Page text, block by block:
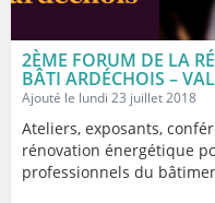
2ÈME FORUM DE LA
BÂTI ARDÉCHOIS –
Ajouté le lundi 23 juillet 2018
Ateliers, exposants,
rénovation énergétique
professionnels du